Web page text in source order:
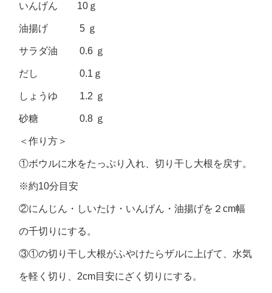
いんげん 10ｇ
油揚げ 5 ｇ
サラダ油 0.6 ｇ
だし 0.1ｇ
しょうゆ 1.2 ｇ
砂糖 0.8 ｇ
＜作り方＞
①ボウルに水をたっぷり入れ、切り干し大根を戻す。
※約10分目安
②にんじん・しいたけ・いんげん・油揚げを２cm幅
の千切りにする。
③①の切り干し大根がふやけたらザルに上げて、水気
を軽く切り、2cm目安にざく切りにする。